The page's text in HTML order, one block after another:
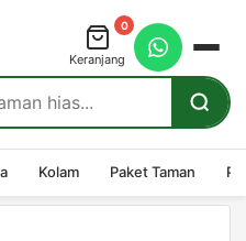
0
Keranjang
Kolam Paket Taman